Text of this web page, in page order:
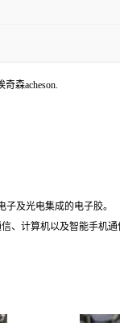
森acheson.
及光电集成的电子胶。
、计算机以及智能手机通